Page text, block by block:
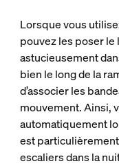
Lorsque vous
pouvez les poser le
astucieusement
bien le long de la
d’associer les
mouvement. Ainsi,
automatiquement
est
escaliers dans la